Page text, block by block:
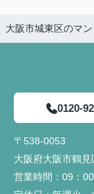
大阪市城東区のマ
0120-
〒538-0053
大阪府大阪市鶴
営業時間： 09：